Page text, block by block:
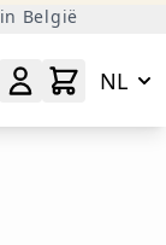
België
NL